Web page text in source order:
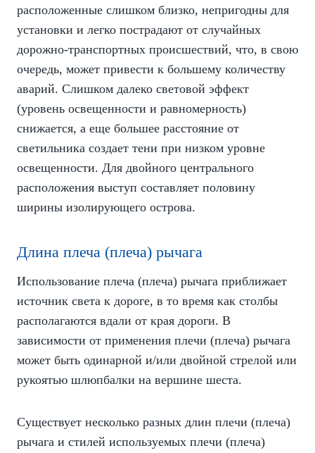
расположенные слишком близко, непригодны для
установки и легко пострадают от случайных
дорожно-транспортных происшествий, что, в свою
очередь, может привести к большему количеству
аварий. Слишком далеко световой эффект
(уровень освещенности и равномерность)
снижается, а еще большее расстояние от
светильника создает тени при низком уровне
освещенности. Для двойного центрального
расположения выступ составляет половину
ширины изолирующего острова.
Длина плеча (плеча) рычага
Использование плеча (плеча) рычага приближает
источник света к дороге, в то время как столбы
располагаются вдали от края дороги. В
зависимости от применения плечи (плеча) рычага
может быть одинарной и/или двойной стрелой или
рукоятью шлюпбалки на вершине шеста.
Существует несколько разных длин плечи (плеча)
рычага и стилей используемых плечи (плеча)